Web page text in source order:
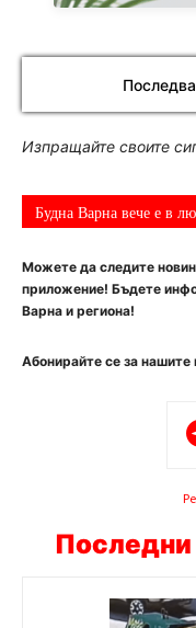
Изпращайте своите
Будна Варна вече е в
Можете да следите
приложение! Бъдете
Варна и региона!
Абонирайте се за